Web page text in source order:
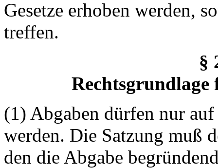
Gesetze erhoben werden,
treffen.
§
(1) Abgaben dürfen nur
werden. Die Satzung muß
den die Abgabe